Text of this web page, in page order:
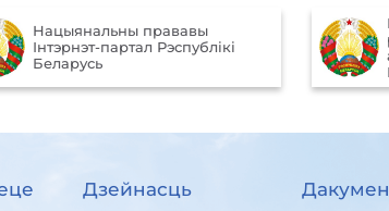
Нацыянальны прававы
Інтэрнэт-партал Рэспублікі
Беларусь
Дзейнасць